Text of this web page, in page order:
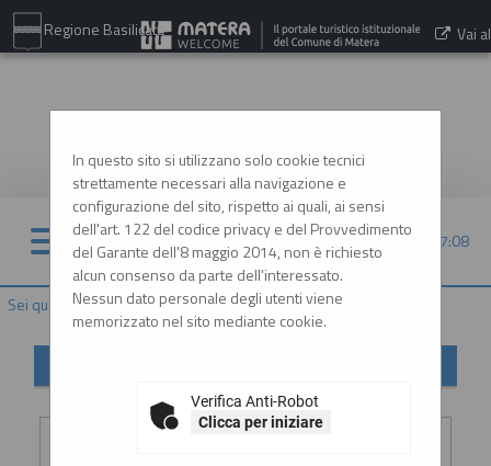
Regione Basilicata Vai al
07/08/2026 07:08
Sei qui: Home»Informazioni»Helpdesk operatori economici
In questo sito si utilizzano solo cookie tecnici
strettamente necessari alla navigazione e
configurazione del sito, rispetto ai quali, ai sensi
dell'art. 122 del codice privacy e del Provvedimento
del Garante dell'8 maggio 2014, non è richiesto
alcun consenso da parte dell'interessato.
Nessun dato personale degli utenti viene
memorizzato nel sito mediante cookie.
Verifica Anti-Robot
Clicca per iniziare
Inserimento richiesta